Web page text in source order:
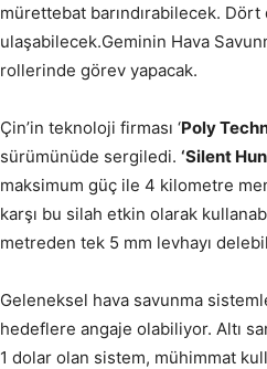
mürettebat barındırabilecek.
ulaşabilecek.Geminin Hava
rollerinde görev yapacak.
Çin’in teknoloji firması ‘Poly
sürümünüde sergiledi. ‘Silent
maksimum güç ile 4 kilometre
karşı bu silah etkin olarak
metreden tek 5 mm levhayı
Geleneksel hava savunma
hedeflere angaje olabiliyor. Altı
1 dolar olan sistem, mühimmat